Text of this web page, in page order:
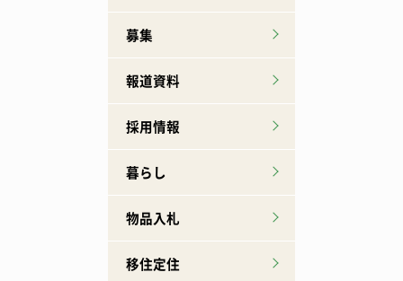
募集
報道資料
採用情報
暮らし
物品入札
移住定住